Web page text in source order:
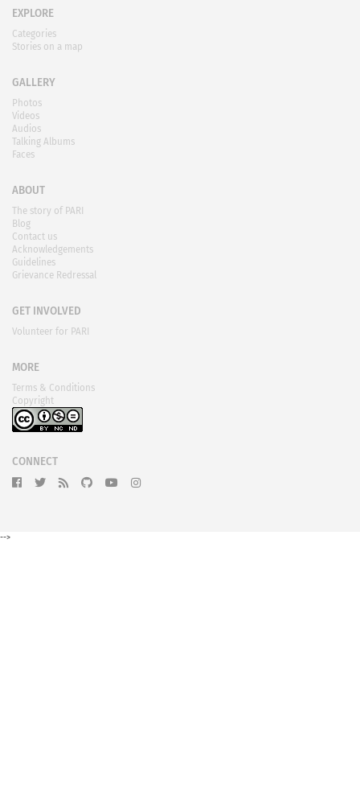
EXPLORE
Categories
Stories on a map
GALLERY
Photos
Videos
Audios
Talking Albums
Faces
ABOUT
The story of PARI
Blog
Contact us
Acknowledgements
Guidelines
Grievance Redressal
GET INVOLVED
Volunteer for PARI
MORE
Terms & Conditions
Copyright
CONNECT
-->